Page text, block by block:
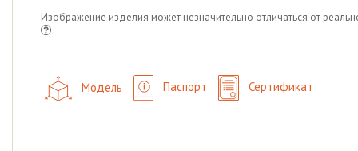
Изображение изделия может незначительно отличаться от
Модель Паспорт Сертификат